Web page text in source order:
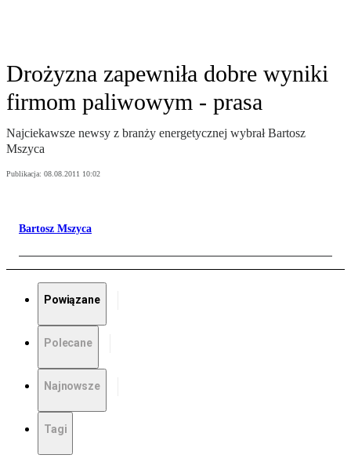
Drożyzna zapewniła dobre wyniki
firmom paliwowym - prasa
Najciekawsze newsy z branży energetycznej wybrał Bartosz
Mszyca
Publikacja: 08.08.2011 10:02
Bartosz Mszyca
Powiązane
Polecane
Najnowsze
Tagi